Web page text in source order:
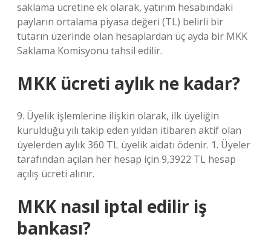
saklama ücretine ek olarak, yatırım hesabındaki
payların ortalama piyasa değeri (TL) belirli bir
tutarın üzerinde olan hesaplardan üç ayda bir MKK
Saklama Komisyonu tahsil edilir.
MKK ücreti aylık ne kadar?
9. Üyelik işlemlerine ilişkin olarak, ilk üyeliğin
kurulduğu yılı takip eden yıldan itibaren aktif olan
üyelerden aylık 360 TL üyelik aidatı ödenir. 1. Üyeler
tarafından açılan her hesap için 9,3922 TL hesap
açılış ücreti alınır.
MKK nasıl iptal edilir iş
bankası?